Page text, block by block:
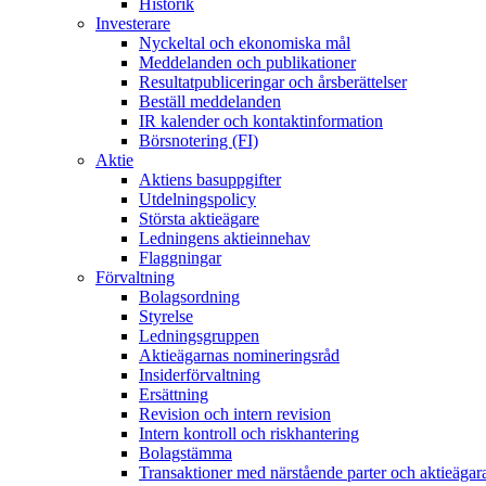
Investerare
Nyckeltal och ekonomiska mål
Meddelanden och publikationer
Resultatpubliceringar och årsberättelser
Beställ meddelanden
IR kalender och kontaktinformation
Börsnotering (FI)
Aktie
Aktiens basuppgifter
Utdelningspolicy
Största aktieägare
Ledningens aktieinnehav
Flaggningar
Förvaltning
Bolagsordning
Styrelse
Ledningsgruppen
Aktieägarnas nomineringsråd
Insiderförvaltning
Ersättning
Revision och intern revision
Intern kontroll och riskhantering
Bolagstämma
Transaktioner med närstående parter och